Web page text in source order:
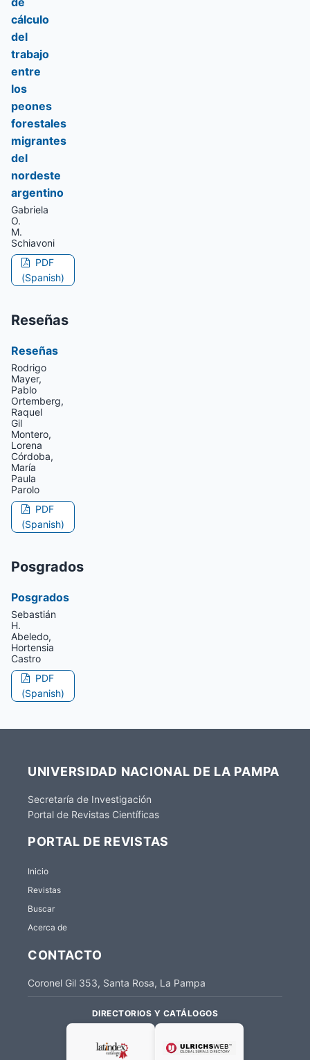
cálculo
del
trabajo
entre
los
peones
forestales
migrantes
del
nordeste
argentino
Gabriela
O.
M.
Schiavoni
PDF
(Spanish)
Reseñas
Reseñas
Rodrigo
Mayer,
Pablo
Ortemberg,
Raquel
Gil
Montero,
Lorena
Córdoba,
María
Paula
Parolo
PDF
(Spanish)
Posgrados
Posgrados
Sebastián
H.
Abeledo,
Hortensia
Castro
PDF
(Spanish)
UNIVERSIDAD NACIONAL DE LA PAMPA
Secretaría de Investigación
Portal de Revistas Científicas
PORTAL DE REVISTAS
Inicio
Revistas
Buscar
Acerca de
CONTACTO
Coronel Gil 353, Santa Rosa, La Pampa
DIRECTORIOS Y CATÁLOGOS